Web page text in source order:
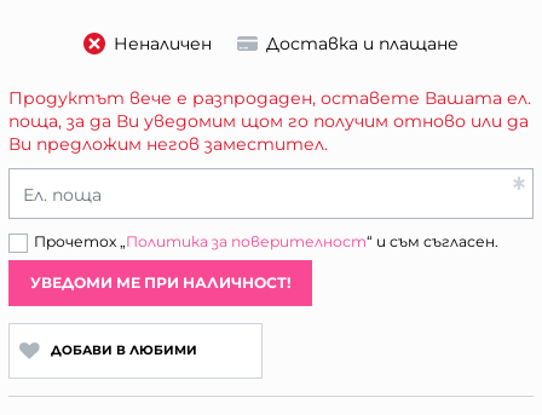
Неналичен Доставка и плащане
Продуктът вече е разпродаден, оставете Вашата ел.
поща, за да Ви уведомим щом го получим отново или да
Ви предложим негов заместител.
Ел. поща
Прочетох „Политика за поверителност“ и съм съгласен.
УВЕДОМИ МЕ ПРИ НАЛИЧНОСТ!
ДОБАВИ В ЛЮБИМИ